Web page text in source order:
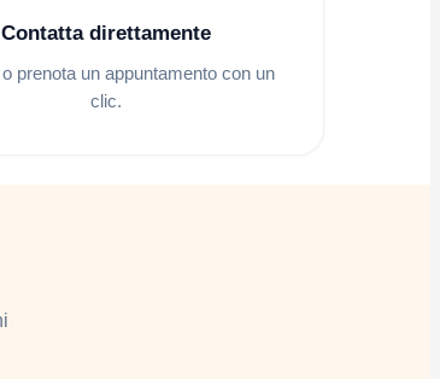
Contatta direttamente
prenota un appuntamento con un
clic.